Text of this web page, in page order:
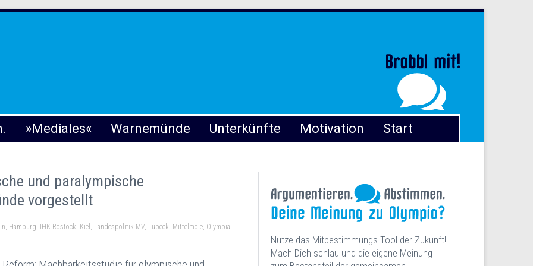
Start
»Mediales« Warnemünde Unterkünfte Motivation
und paralympische
vorgestellt
, Hamburg, IHK Rostock, Kiel , Landespolitik MV, Lübeck, Mittelmole, Olympia
Nutze das Mitbestimmungs-Tool der Zukunft!
Mach Dich schlau und die eigene Meinung